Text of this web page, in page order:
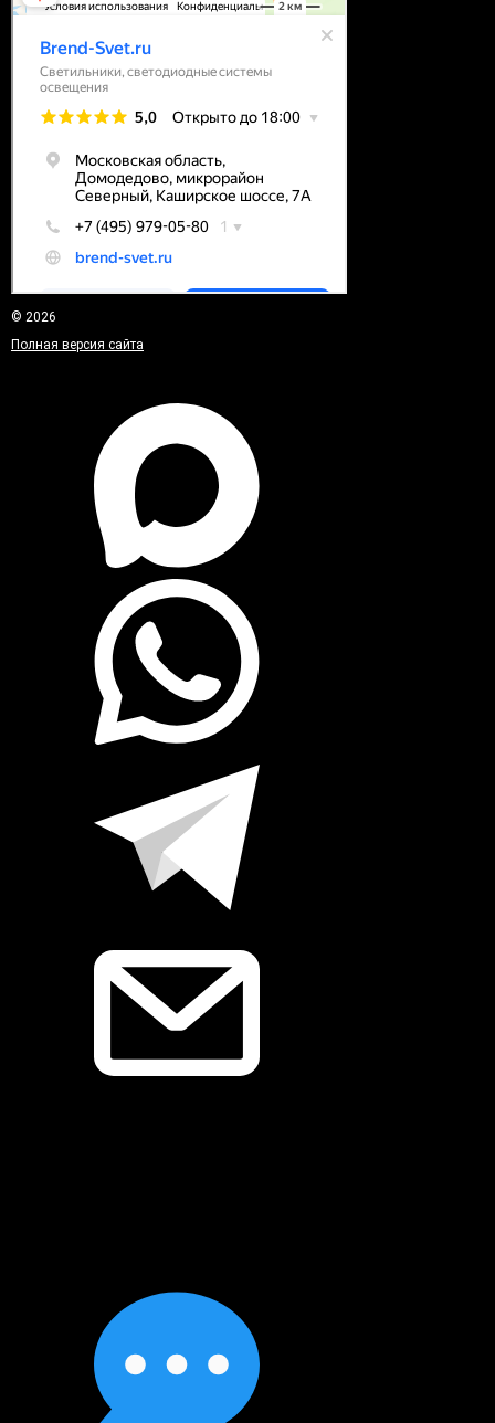
© 2026
Полная версия сайта